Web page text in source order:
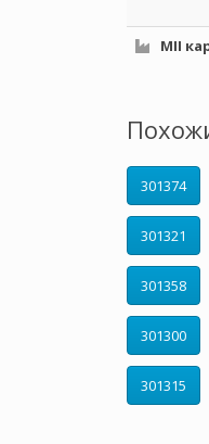
MII
301374
301321
301358
301300
301315